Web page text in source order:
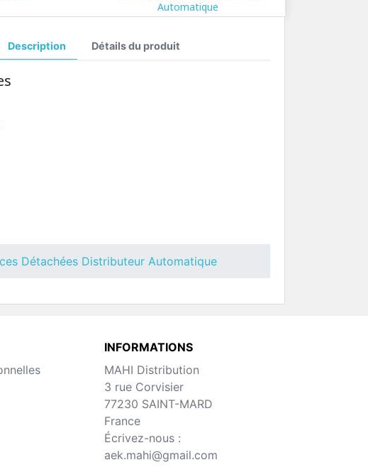
Automatique
Opera
Distributeur
Opera
Porte Côté Extérieur Necta
Twist
Pièces Détachées Distributeur
Automatique
Description Détails du produit
Détachées Distributeur Automatique
INFORMATIONS
MAHI Distribution
3 rue Corvisier
77230 SAINT-MARD
France
Écrivez-nous :
aek.mahi@gmail.com